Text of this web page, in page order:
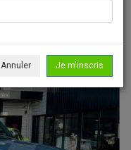
Annuler Je m'inscris